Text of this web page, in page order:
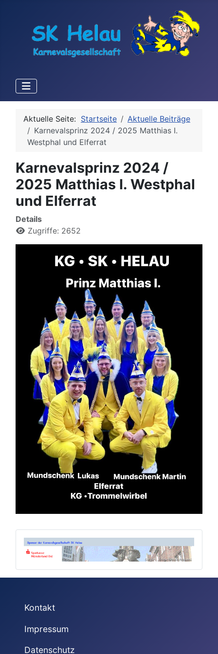
Aktuelle Seite: Startseite
Aktuelle Beiträge
Karnevalsprinz 2024 / 2025 Matthias I.
Westphal und Elferrat
Karnevalsprinz 2024 /
2025 Matthias I. Westphal
und Elferrat
Details
Zugriffe: 2652
Kontakt
Impressum
Datenschutz